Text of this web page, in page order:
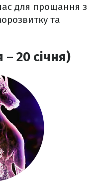
для прощання з
та
– 20 січня)